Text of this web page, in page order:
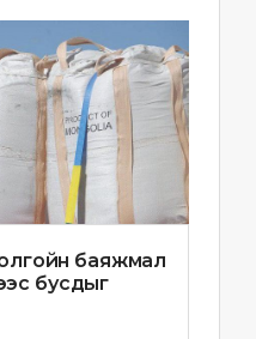
баяжмал
бусдыг